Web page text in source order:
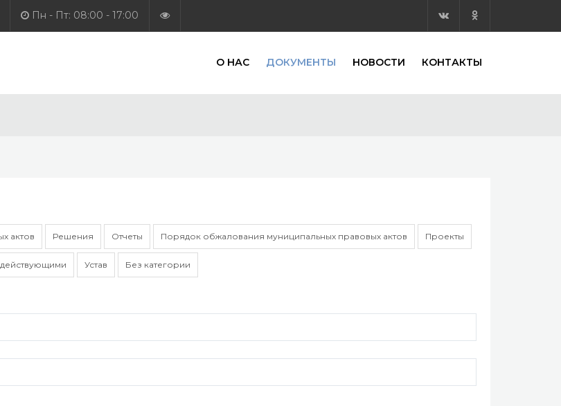
Пн - Пт: 08:00 - 17:00
О НАС ДОКУМЕНТЫ НОВОСТИ КОНТАКТЫ
актов Решения Отчеты Порядок обжалования муниципальных правовых актов Проекты
Устав Без категории